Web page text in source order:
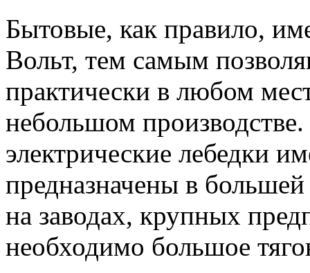
Бытовые, как правило,
Вольт, тем самым
практически в любом
небольшом
электрические лебедки
предназначены в
на заводах, крупных
необходимо большое